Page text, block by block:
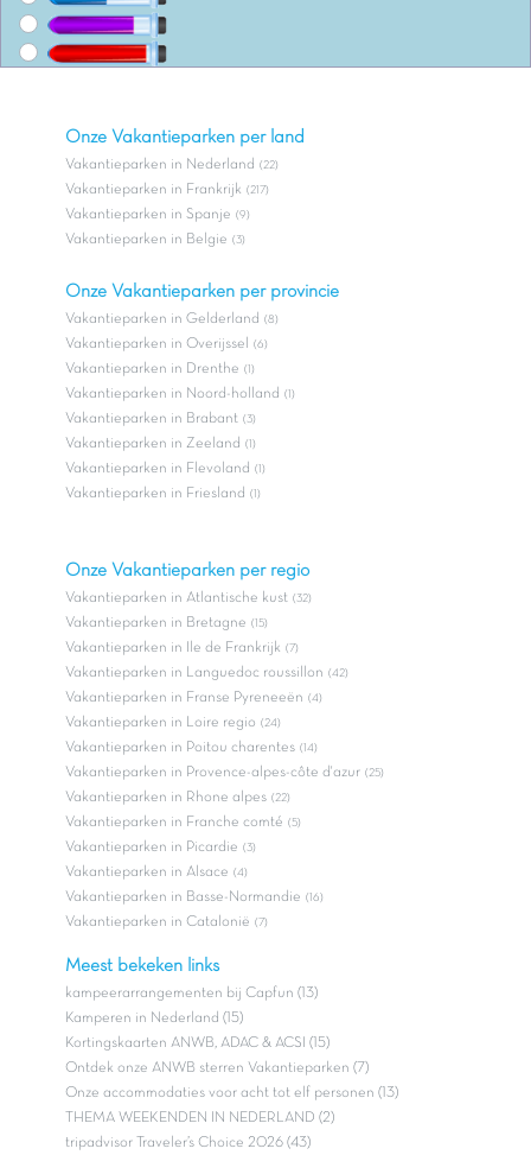
Onze Vakantieparken per land
Vakantieparken in Nederland (22)
Vakantieparken in Frankrijk (217)
Vakantieparken in Spanje (9)
Vakantieparken in Belgie (3)
Onze Vakantieparken per provincie
Vakantieparken in Gelderland (8)
Vakantieparken in Overijssel (6)
Vakantieparken in Drenthe (1)
Vakantieparken in Noord-holland (1)
Vakantieparken in Brabant (3)
Vakantieparken in Zeeland (1)
Vakantieparken in Flevoland (1)
Vakantieparken in Friesland (1)
Onze Vakantieparken per regio
Vakantieparken in Atlantische kust (32)
Vakantieparken in Bretagne (15)
Vakantieparken in Ile de Frankrijk (7)
Vakantieparken in Languedoc roussillon (42)
Vakantieparken in Franse Pyreneeën (4)
Vakantieparken in Loire regio (24)
Vakantieparken in Poitou charentes (14)
Vakantieparken in Provence-alpes-côte d'azur (25)
Vakantieparken in Rhone alpes (22)
Vakantieparken in Franche comté (5)
Vakantieparken in Picardie (3)
Vakantieparken in Alsace (4)
Vakantieparken in Basse-Normandie (16)
Vakantieparken in Catalonië (7)
Meest bekeken links
kampeerarrangementen bij Capfun (13)
Kamperen in Nederland (15)
Kortingskaarten ANWB, ADAC & ACSI (15)
Ontdek onze ANWB sterren Vakantieparken (7)
Onze accommodaties voor acht tot elf personen (13)
THEMA WEEKENDEN IN NEDERLAND (2)
tripadvisor Traveler’s Choice 2026 (43)